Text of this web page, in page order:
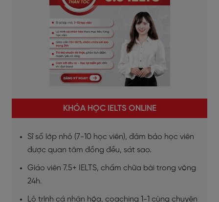
KHÓA HỌC IELTS ONLINE
Sĩ số lớp nhỏ (7-10 học viên), đảm bảo học viên
được quan tâm đồng đều, sát sao.
Giáo viên 7.5+ IELTS, chấm chữa bài trong vòng
24h.
Lộ trình cá nhân hóa, coaching 1-1 cùng chuyên